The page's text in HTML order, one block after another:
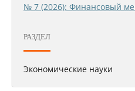
№ 7 (2026): Финансовый
РАЗДЕЛ
Экономические науки